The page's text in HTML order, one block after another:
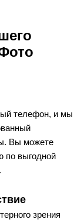
телефон, и мы
Вы можете
по выгодной
зрения